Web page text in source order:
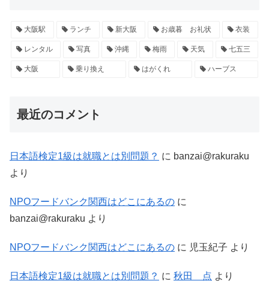
大阪駅 ランチ 新大阪 お歳暮 お礼状 衣装
レンタル 写真 沖縄 梅雨 天気 七五三
大阪 乗り換え はがくれ ハーブス
最近のコメント
日本語検定1級は就職とは別問題？ に banzai@rakuraku
より
NPOフードバンク関西はどこにあるの に
banzai@rakuraku より
NPOフードバンク関西はどこにあるの に 児玉紀子 より
日本語検定1級は就職とは別問題？ に 秋田 点 より